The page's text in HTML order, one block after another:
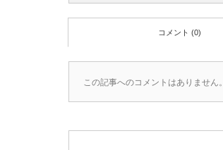
コメント (0)
この記事へのコメントはありません。